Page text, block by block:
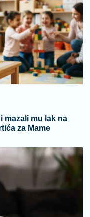
mazali mu lak na
za Mame